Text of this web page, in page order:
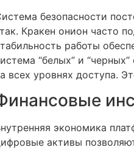
безопасности
Кракен онион часто
работы
“белых” и
всех уровнях доступа.
экономика
активы